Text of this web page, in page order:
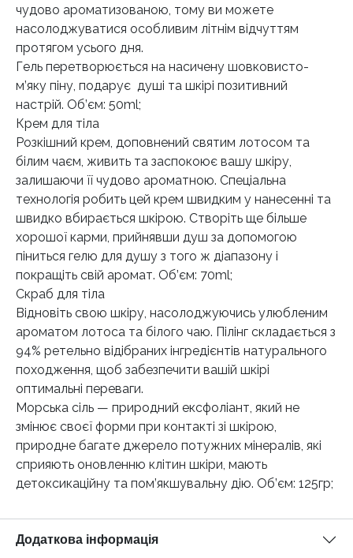
чудово ароматизованою, тому ви можете
насолоджуватися особливим літнім відчуттям
протягом усього дня.
Гель перетворюється на насичену шовковисто-
м’яку піну, подарує душі та шкірі позитивний
настрій. Об’єм: 50ml;
Крем для тіла
Розкішний крем, доповнений святим лотосом та
білим чаєм, живить та заспокоює вашу шкіру,
залишаючи її чудово ароматною. Спеціальна
технологія робить цей крем швидким у нанесенні та
швидко вбирається шкірою. Створіть ще більше
хорошої карми, прийнявши душ за допомогою
піниться гелю для душу з того ж діапазону і
покращіть свій аромат. Об’єм: 70ml;
Скраб для тіла
Відновіть свою шкіру, насолоджуючись улюбленим
ароматом лотоса та білого чаю. Пілінг складається з
94% ретельно відібраних інгредієнтів натурального
походження, щоб забезпечити вашій шкірі
оптимальні переваги.
Морська сіль — природний ексфоліант, який не
змінює своєї форми при контакті зі шкірою,
природне багате джерело потужних мінералів, які
сприяють оновленню клітин шкіри, мають
детоксикаційну та пом’якшувальну дію. Об’єм: 125гр;
Додаткова інформація